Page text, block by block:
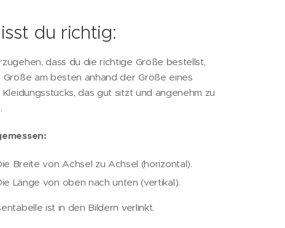
du richtig:
dass du die richtige Größe bestellst,
Größe am besten anhand der Größe eines
Kleidungsstücks, das gut sitzt und angenehm zu
Breite von Achsel zu Achsel (horizontal).
Länge von oben nach unten (vertikal).
ist in den Bildern verlinkt.